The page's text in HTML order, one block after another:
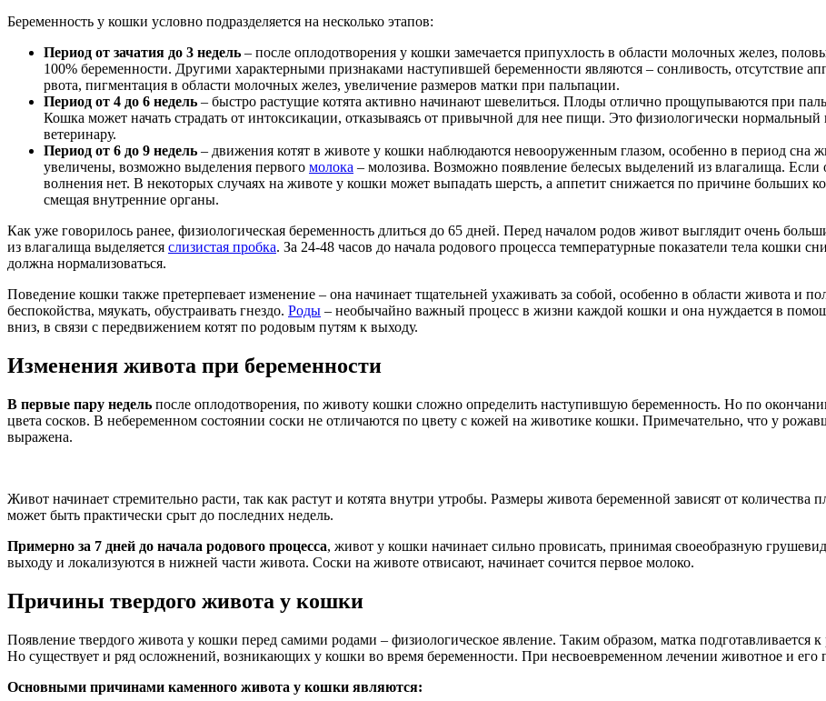
Беременность у кошки условно подразделяется на несколько этапов:
Период от зачатия до 3 недель – после оплодотворения у кошки замечается припухлость в области молочных желез,
100% беременности. Другими характерными признаками наступившей беременности являются – сонливость, отсутствие
рвота, пигментация в области молочных желез, увеличение размеров матки при пальпации.
Период от 4 до 6 недель – быстро растущие котята активно начинают шевелиться. Плоды отлично прощупываются при
Кошка может начать страдать от интоксикации, отказываясь от привычной для нее пищи. Это физиологически нормальный
ветеринару.
Период от 6 до 9 недель – движения котят в животе у кошки наблюдаются невооруженным глазом, особенно в период
увеличены, возможно выделения первого молока – молозива. Возможно появление белесых выделений из влагалища.
волнения нет. В некоторых случаях на животе у кошки может выпадать шерсть, а аппетит снижается по причине больших
смещая внутренние органы.
Как уже говорилось ранее, физиологическая беременность длиться до 65 дней. Перед началом родов живот выглядит очень
из влагалища выделяется слизистая пробка. За 24-48 часов до начала родового процесса температурные показатели тела кошки
должна нормализоваться.
Поведение кошки также претерпевает изменение – она начинает тщательней ухаживать за собой, особенно в области живота и
беспокойства, мяукать, обустраивать гнездо. Роды – необычайно важный процесс в жизни каждой кошки и она нуждается в
вниз, в связи с передвижением котят по родовым путям к выходу.
Изменения живота при беременности
В первые пару недель после оплодотворения, по животу кошки сложно определить наступившую беременность. Но по
цвета сосков. В небеременном состоянии соски не отличаются по цвету с кожей на животике кошки. Примечательно, что у
выражена.
Живот начинает стремительно расти, так как растут и котята внутри утробы. Размеры живота беременной зависят от
может быть практически срыт до последних недель.
Примерно за 7 дней до начала родового процесса, живот у кошки начинает сильно провисать, принимая своеобразную
выходу и локализуются в нижней части живота. Соски на животе отвисают, начинает сочится первое молоко.
Причины твердого живота у кошки
Появление твердого живота у кошки перед самими родами – физиологическое явление. Таким образом, матка подготавливается
Но существует и ряд осложнений, возникающих у кошки во время беременности. При несвоевременном лечении животное и его
Основными причинами каменного живота у кошки являются: